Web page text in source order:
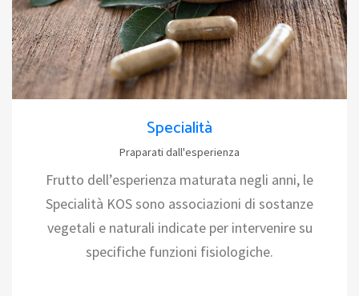
Specialità
Praparati dall'esperienza
Frutto dell’esperienza maturata negli anni, le
Specialità KOS sono associazioni di sostanze
vegetali e naturali indicate per intervenire su
specifiche funzioni fisiologiche.